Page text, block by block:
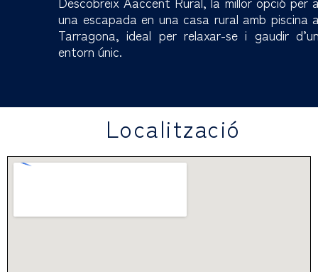
una escapada en una casa rural amb piscina
Tarragona, ideal per relaxar-se i gaudir
entorn únic.
Localització